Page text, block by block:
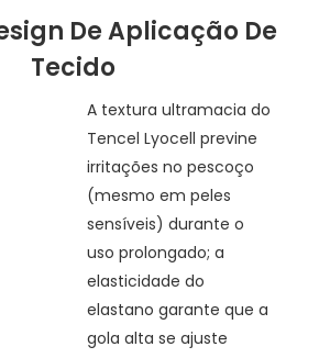
De Aplicação De
Tecido
A textura ultramacia do
Tencel Lyocell previne
irritações no pescoço
(mesmo em peles
sensíveis) durante o
uso prolongado; a
elasticidade do
elastano garante que a
gola alta se ajuste